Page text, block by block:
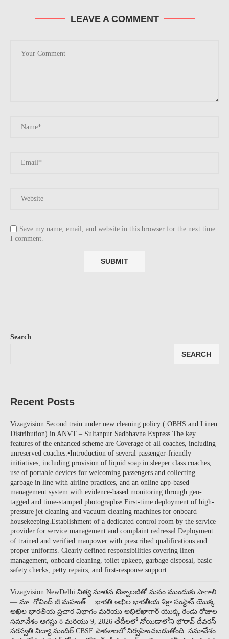
LEAVE A COMMENT
Save my name, email, and website in this browser for the next time
I comment.
Search
SEARCH
Recent Posts
Vizagvision:Second train under new cleaning policy ( OBHS and Linen
Distribution) in ANVT – Sultanpur Sadbhavna Express The key
features of the enhanced scheme are Coverage of all coaches, including
unreserved coaches.•Introduction of several passenger-friendly
initiatives, including provision of liquid soap in sleeper class coaches,
use of portable devices for welcoming passengers and collecting
garbage in line with airline practices, and an online app-based
management system with evidence-based monitoring through geo-
tagged and time-stamped photographs• First-time deployment of high-
pressure jet cleaning and vacuum cleaning machines for onboard
housekeeping.Establishment of a dedicated control room by the service
provider for service management and complaint redressal.Deployment
of trained and verified manpower with prescribed qualifications and
proper uniforms. Clearly defined responsibilities covering linen
management, onboard cleaning, toilet upkeep, garbage disposal, basic
safety checks, petty repairs, and first-response support.
Vizagvision NewDelhi:నిత్య నూతన టెక్నాలజీతో మనం ముందుకు సాగాలి
— మా. గోవింద్ జీ మహంత్… భారతి అఖిల భారతీయ శిక్షా సంస్థాన్ యొక్క
అఖిల భారతీయ ప్రచార విభాగం మరియు అభిలేఖాగార్ యొక్క రెండు రోజుల
సమావేశం ఆగస్టు 8 మరియు 9, 2026 తేదీలలో నోయిడాలోని భౌరావ్ దేవరస్
సరస్వతి విద్యా మందిర్ CBSE పాఠశాలలో నిర్వహించబడుతోంది. సమావేశం